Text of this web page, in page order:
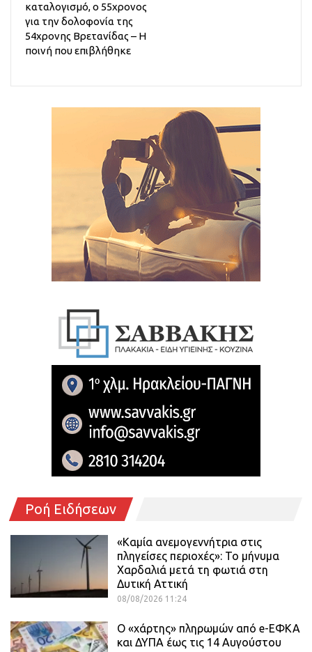
καταλογισμό, ο 55χρονος
για την δολοφονία της
54χρονης Βρετανίδας – Η
ποινή που επιβλήθηκε
Ροή Ειδήσεων
«Καμία ανεμογεννήτρια στις
πληγείσες περιοχές»: Το μήνυμα
Χαρδαλιά μετά τη φωτιά στη
Δυτική Αττική
08/08/2026 11:24
Ο «χάρτης» πληρωμών από e-ΕΦΚΑ
και ΔΥΠΑ έως τις 14 Αυγούστου